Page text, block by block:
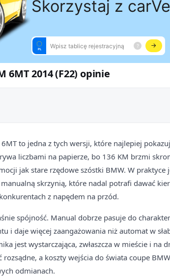
6MT 2014 (F22) opinie
to jedna z tych wersji, które najlepiej
liczbami na papierze, bo 136 KM brzmi
jak stare rzędowe szóstki BMW. W praktyce
skrzynią, które nadal potrafi dawać
z napędem na przód.
spójność. Manual dobrze pasuje do
i daje więcej zaangażowania niż automat w
jest wystarczająca, zwłaszcza w mieście i na
a koszty wejścia do świata coupe
odmianach.